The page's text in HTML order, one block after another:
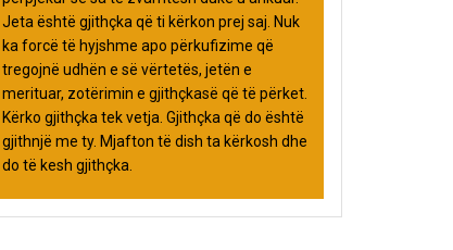
Jeta është gjithçka që ti kërkon prej saj. Nuk
ka forcë të hyjshme apo përkufizime që
tregojnë udhën e së vërtetës, jetën e
merituar, zotërimin e gjithçkasë që të përket.
Kërko gjithçka tek vetja. Gjithçka që do është
gjithnjë me ty. Mjafton të dish ta kërkosh dhe
do të kesh gjithçka.